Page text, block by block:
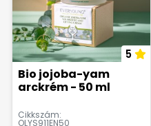
5
Bio jojoba-yam
arckrém - 50 ml
Cikkszám:
OLYS911EN50